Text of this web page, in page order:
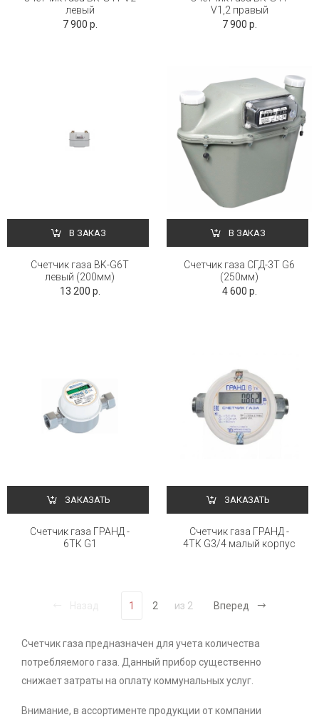
левый
7 900 р.
V1,2 правый
7 900 р.
В ЗАКАЗ
Счетчик газа BK-G6Т
левый (200мм)
13 200 р.
В ЗАКАЗ
Счетчик газа СГД-3Т G6
(250мм)
4 600 р.
ЗАКАЗАТЬ
Счетчик газа ГРАНД -
6ТК G1
ЗАКАЗАТЬ
Счетчик газа ГРАНД -
4ТК G3/4 малый корпус
1 2 из 2 Вперед
Счетчик газа предназначен для учета количества
потребляемого газа. Данный прибор существенно
снижает затраты на оплату коммунальных услуг.
Внимание, в ассортименте продукции от компании